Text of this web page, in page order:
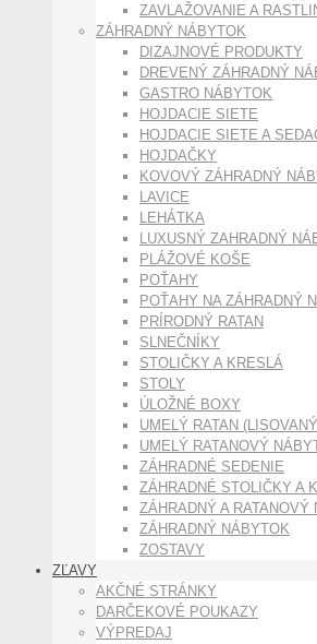
ZAVLAŽOVANIE A
ZÁHRADNÝ NÁBYTOK
DIZAJNOVÉ PRODUKTY
DREVENÝ ZÁHRADNÝ
GASTRO NÁBYTOK
HOJDACIE SIETE
HOJDACIE SIETE A
HOJDAČKY
KOVOVÝ ZÁHRADNÝ
LAVICE
LEHÁTKA
LUXUSNÝ ZAHRADNÝ
PLÁŽOVÉ KOŠE
POŤAHY
POŤAHY NA ZÁHRADNÝ
PRÍRODNÝ RATAN
SLNEČNÍKY
STOLIČKY A KRESLÁ
STOLY
ÚLOŽNÉ BOXY
UMELÝ RATAN
UMELÝ RATANOVÝ
ZÁHRADNÉ SEDENIE
ZÁHRADNÉ STOLIČKY A
ZÁHRADNÝ A RATANOVÝ
ZÁHRADNÝ NÁBYTOK
ZOSTAVY
ZĽAVY
AKČNÉ STRÁNKY
DARČEKOVÉ POUKAZY
VÝPREDAJ